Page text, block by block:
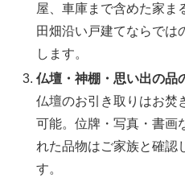
屋、車庫まで含めた家ま
田畑沿い戸建てならでは
します。
仏壇・神棚・思い出の品
仏壇のお引き取りはお焚
可能。位牌・写真・書画
れた品物はご家族と確認
す。